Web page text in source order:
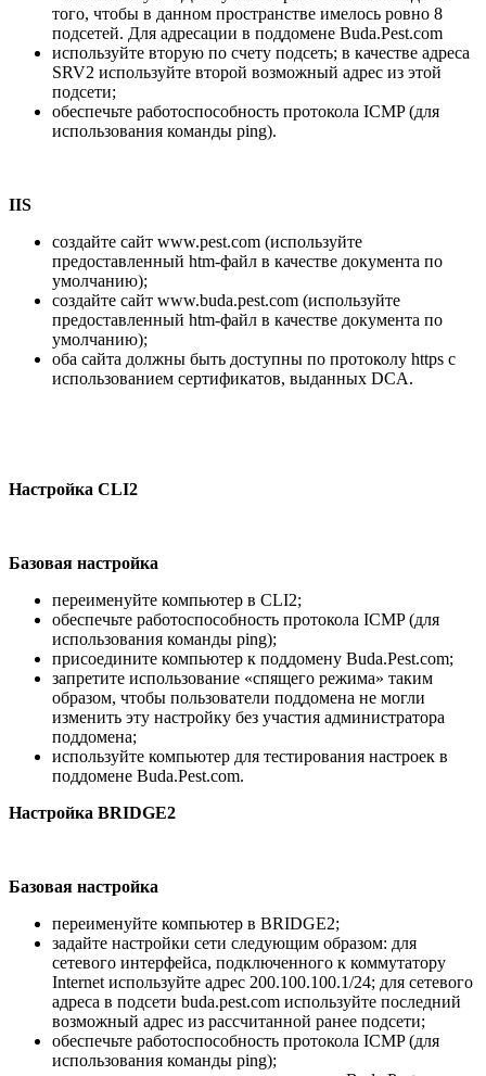
того, чтобы в данном пространстве имелось ровно 8
подсетей. Для адресации в поддомене Buda.Pest.com
используйте вторую по счету подсеть; в качестве адреса
SRV2 используйте второй возможный адрес из этой
подсети;
обеспечьте работоспособность протокола ICMP (для
использования команды ping).
IIS
создайте сайт www.pest.com (используйте
предоставленный htm-файл в качестве документа по
умолчанию);
создайте сайт www.buda.pest.com (используйте
предоставленный htm-файл в качестве документа по
умолчанию);
оба сайта должны быть доступны по протоколу https с
использованием сертификатов, выданных DCA.
Настройка CLI2
Базовая настройка
переименуйте компьютер в CLI2;
обеспечьте работоспособность протокола ICMP (для
использования команды ping);
присоедините компьютер к поддомену Buda.Pest.com;
запретите использование «спящего режима» таким
образом, чтобы пользователи поддомена не могли
изменить эту настройку без участия администратора
поддомена;
используйте компьютер для тестирования настроек в
поддомене Buda.Pest.com.
Настройка BRIDGE2
Базовая настройка
переименуйте компьютер в BRIDGE2;
задайте настройки сети следующим образом: для
сетевого интерфейса, подключенного к коммутатору
Internet используйте адрес 200.100.100.1/24; для сетевого
адреса в подсети buda.pest.com используйте последний
возможный адрес из рассчитанной ранее подсети;
обеспечьте работоспособность протокола ICMP (для
использования команды ping);